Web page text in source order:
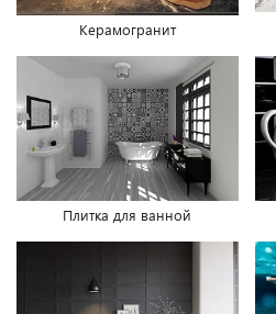
Керамогранит
Плитка для ванной